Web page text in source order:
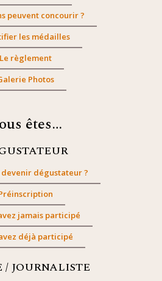
peuvent concourir ?
les médailles
Le règlement
Photos
êtes…
devenir dégustateur ?
jamais participé
déjà participé
/ JOURNALISTE